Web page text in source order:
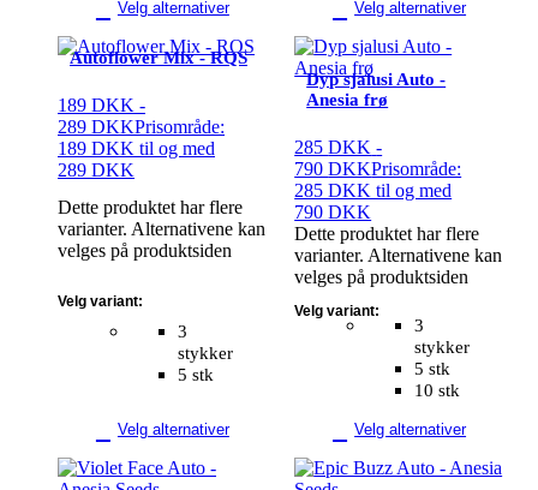
Velg alternativer Velg alternativer
Autoflower Mix - RQS
189 DKK -
289 DKKPrisområde:
189 DKK til og med
289 DKK
3
stykker
5 stk
Velg variant:
Velg alternativer
Dette produktet har flere
varianter. Alternativene kan
velges på produktsiden
Dyp sjalusi Auto -
Anesia frø
285DKK -
790DKKPrisområde:
285 DKK til og med
790 DKK
3
stykker
5 stk
10 stk
Velg variant:
Velg alternativer
Dette produktet har flere
varianter. Alternativene kan
velges på produktsiden